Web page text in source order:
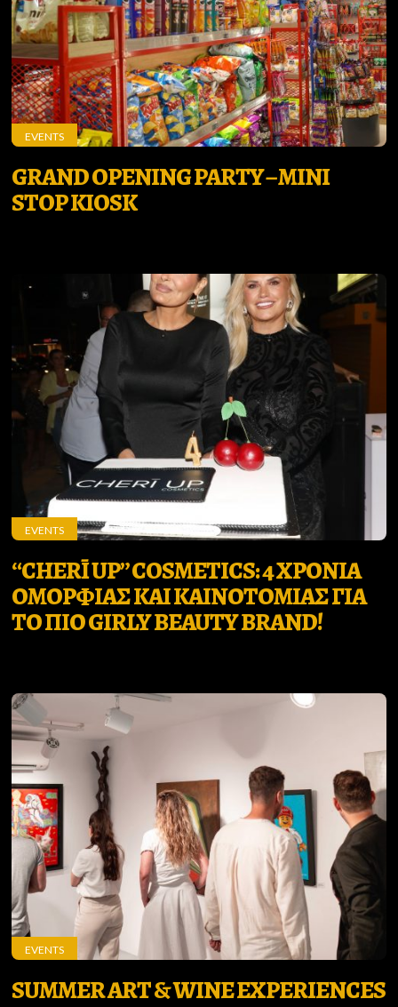
EVENTS
GRAND OPENING PARTY – MINI
STOP KIOSK
EVENTS
“CHERĪ UP” COSMETICS: 4 ΧΡΟΝΙΑ
ΟΜΟΡΦΙΑΣ ΚΑΙ ΚΑΙΝΟΤΟΜΙΑΣ ΓΙΑ
ΤΟ ΠΙΟ GIRLY BEAUTY BRAND!
EVENTS
SUMMER ART & WINE EXPERIENCES